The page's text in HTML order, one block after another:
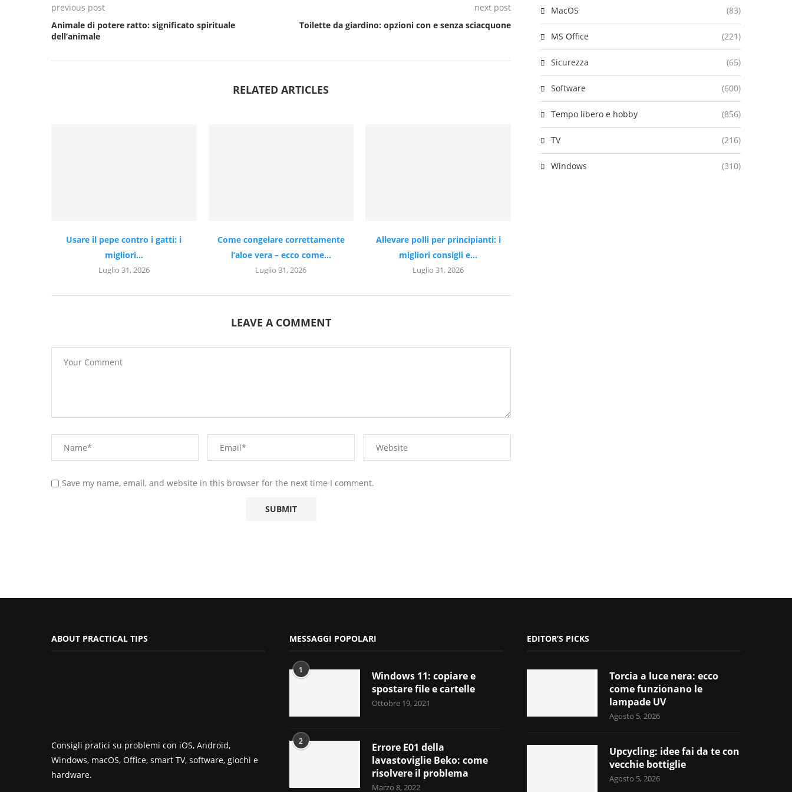
previous post
Animale di potere ratto: significato spirituale
dell’animale
next post
Toilette da giardino: opzioni con e senza sciacquone
RELATED ARTICLES
Usare il pepe contro i gatti: i
migliori...
Luglio 31, 2026
Come congelare correttamente
l’aloe vera – ecco come...
Luglio 31, 2026
Allevare polli per principianti: i
migliori consigli e...
Luglio 31, 2026
LEAVE A COMMENT
Save my name, email, and website in this browser for the next time I comment.
MacOS (83)
MS Office (221)
Sicurezza (65)
Software (600)
Tempo libero e hobby (856)
TV (216)
Windows (310)
ABOUT PRACTICAL TIPS
Consigli pratici su problemi con iOS, Android,
Windows, macOS, Office, smart TV, software, giochi e
hardware.
MESSAGGI POPOLARI
1
Windows 11: copiare e
spostare file e cartelle
Ottobre 19, 2021
2
Errore E01 della
lavastoviglie Beko: come
risolvere il problema
Marzo 8, 2022
EDITOR’S PICKS
Torcia a luce nera: ecco
come funzionano le
lampade UV
Agosto 5, 2026
Upcycling: idee fai da te con
vecchie bottiglie
Agosto 5, 2026